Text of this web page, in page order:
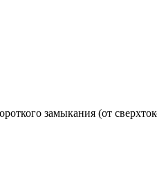
замыкания (от